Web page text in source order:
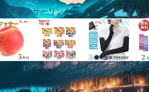
スポンサーリンク
スポンサーリンク